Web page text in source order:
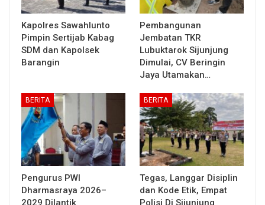
Kapolres Sawahlunto
Pimpin Sertijab Kabag
SDM dan Kapolsek
Barangin
Pembangunan
Jembatan TKR
Lubuktarok Sijunjung
Dimulai, CV Beringin
Jaya Utamakan…
BERITA
Pengurus PWI
Dharmasraya 2026–
2029 Dilantik
BERITA
Tegas, Langgar Disiplin
dan Kode Etik, Empat
Polisi Di Sijunjung